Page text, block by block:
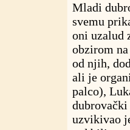
Mladi
svemu
oni uzalud
obzirom
od njih,
ali je
palco),
uzvikivao